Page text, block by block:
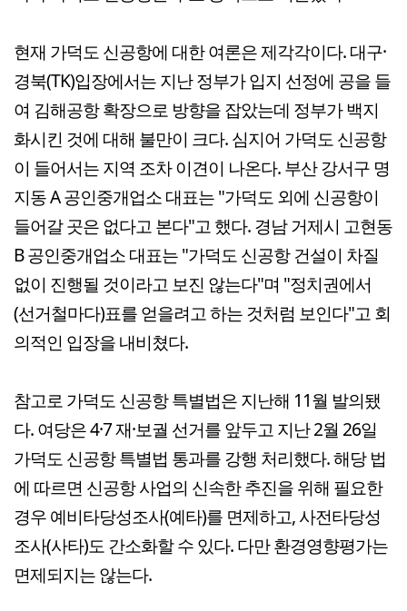
현재 가덕도 신공항에 대한 여론은 제각각이다. 대구·
경북(TK)입장에서는 지난 정부가 입지 선정에 공을 들
여 김해공항 확장으로 방향을 잡았는데 정부가 백지
화시킨 것에 대해 불만이 크다. 심지어 가덕도 신공항
이 들어서는 지역 조차 이견이 나온다. 부산 강서구 명
지동 A 공인중개업소 대표는 "가덕도 외에 신공항이
들어갈 곳은 없다고 본다"고 했다. 경남 거제시 고현동
B 공인중개업소 대표는 "가덕도 신공항 건설이 차질
없이 진행될 것이라고 보진 않는다"며 "정치권에서
(선거철마다)표를 얻을려고 하는 것처럼 보인다"고 회
의적인 입장을 내비쳤다.
참고로 가덕도 신공항 특별법은 지난해 11월 발의됐
다. 여당은 4·7 재·보궐 선거를 앞두고 지난 2월 26일
가덕도 신공항 특별법 통과를 강행 처리했다. 해당 법
에 따르면 신공항 사업의 신속한 추진을 위해 필요한
경우 예비타당성조사(예타)를 면제하고, 사전타당성
조사(사타)도 간소화할 수 있다. 다만 환경영향평가는
면제되지는 않는다.